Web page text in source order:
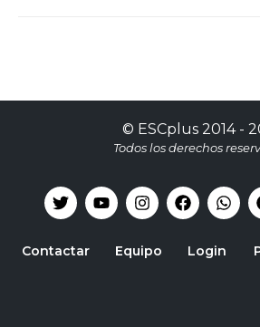
© ESCplus2014 -
Todos los derechos
Contactar Equipo Login